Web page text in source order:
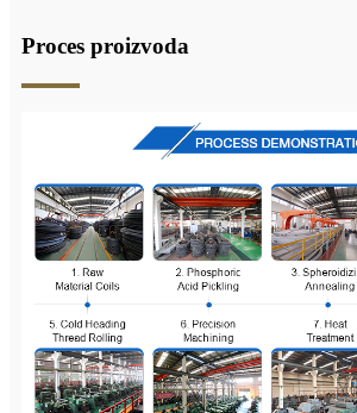
Proces proizvoda